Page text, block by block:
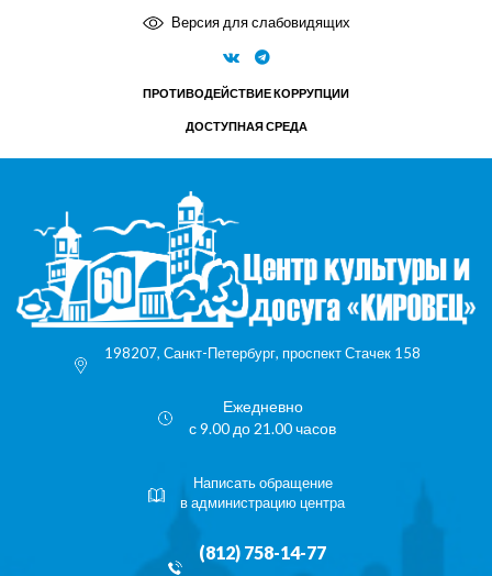
Версия для слабовидящих
ПРОТИВОДЕЙСТВИЕ КОРРУПЦИИ
ДОСТУПНАЯ СРЕДА
198207, Санкт-Петербург, проспект Стачек 158
Ежедневно
с 9.00 до 21.00 часов
Написать обращение
в администрацию центра
(812) 758-14-77